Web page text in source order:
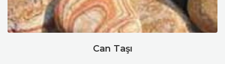
Can Taşı